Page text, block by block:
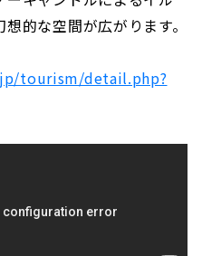
的な空間が広がります。
tourism/detail.php?